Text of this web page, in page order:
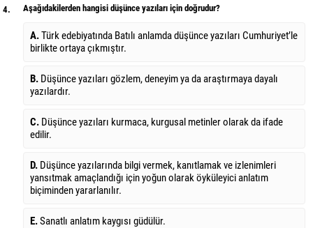
4. Aşağıdakilerden hangisi düşünce yazıları için doğrudur?
A.Türk edebiyatında Batılı anlamda düşünce yazıları Cumhuriyet’le
birlikte ortaya çıkmıştır.
B. Düşünce yazıları gözlem, deneyim ya da araştırmaya dayalı
yazılardır.
C. Düşünce yazıları kurmaca, kurgusal metinler olarak da ifade
edilir.
D. Düşünce yazılarında bilgi vermek, kanıtlamak ve izlenimleri
yansıtmak amaçlandığı için yoğun olarak öyküleyici anlatım
biçiminden yararlanılır.
E.Sanatlı anlatım kaygısı güdülür.